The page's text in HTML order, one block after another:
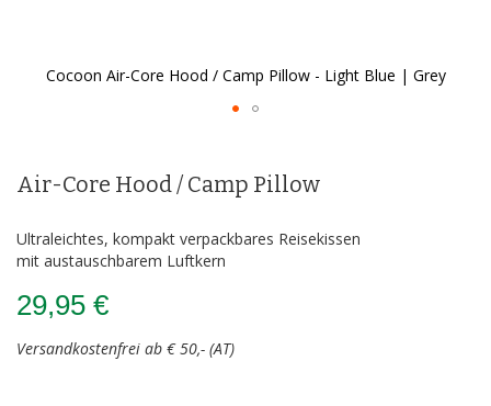
Cocoon Air-Core Hood / Camp Pillow - Light Blue | Grey
der
Air-Core Hood / Camp Pillow
Ultraleichtes, kompakt verpackbares Reisekissen
mit austauschbarem Luftkern
29,95 €
Versandkostenfrei ab € 50,- (AT)